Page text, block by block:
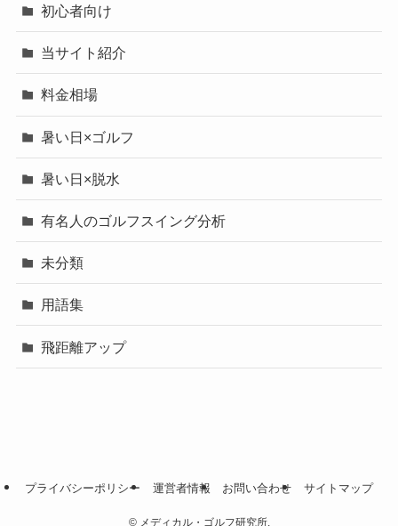
初心者向け
当サイト紹介
料金相場
暑い日×ゴルフ
暑い日×脱水
有名人のゴルフスイング分析
未分類
用語集
飛距離アップ
プライバシーポリシー 運営者情報 お問い合わせ サイトマップ
©メディカル・ゴルフ研究所.